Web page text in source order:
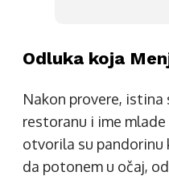
Odluka koja
Nakon provere, istina
restoranu i ime
otvorila su pandorinu
da potonem u očaj,